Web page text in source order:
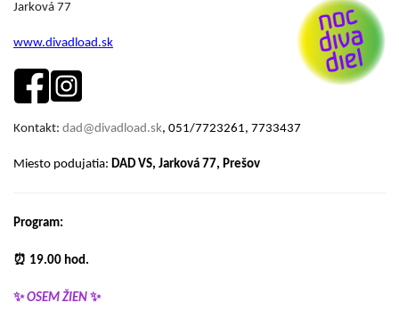
Jarková 77
www.divadload.sk
Kontakt: dad@divadload.sk, 051/7723261, 7733437
Miesto podujatia: DAD VS, Jarková 77, Prešov
Program:
⏰ 19.00 hod.
✨OSEM ŽIEN ✨